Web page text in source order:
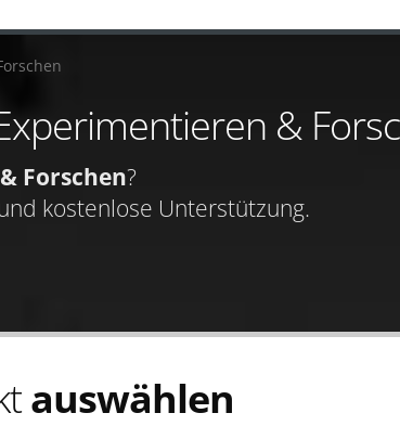
&
Forschen?
kostenlose Unterstützung.
auswählen